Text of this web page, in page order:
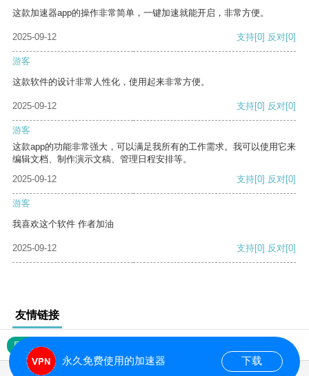
这款加速器app的操作非常简单，一键加速就能开启，非常方便。
2025-09-12 支持[0] 反对[0]
游客
这款软件的设计非常人性化，使用起来非常方便。
2025-09-12 支持[0] 反对[0]
游客
这款app的功能非常强大，可以满足我所有的工作需求。我可以使用它来
编辑文档、制作演示文稿、管理日程安排等。
2025-09-12
支持[0] 反对[0]
游客
我喜欢这个软件 作者加油
2025-09-12 支持[0] 反对[0]
友情链接
网站地图
永久免费使用的加速器 下载